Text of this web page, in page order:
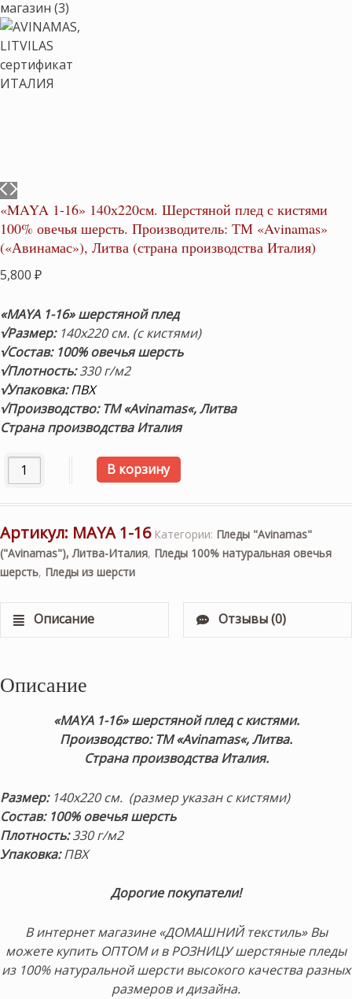
«MAYA 1-16» 140х220см. Шерстяной плед с кистями
100% овечья шерсть. Производитель: ТМ «Avinamas»
(«Авинамас»), Литва (страна производства Италия)
5,800 ₽
«MAYA 1-16» шерстяной плед
√Размер:140х220 см. (с кистями)
√Состав: 100% овечья шерсть
√Плотность:330 г/м2
√Упаковка:ПВХ
√Производство: ТМ «Avinamas«, Литва
Страна производства Италия
Количество товара "MAYA 1-16" 140х220см.
В корзину
Артикул: MAYA 1-16 Категории: Пледы "Avinamas"
("Avinamas"), Литва-Италия, Пледы 100% натуральная овечья
шерсть, Пледы из шерсти
Описание Отзывы (0)
Описание
«MAYA 1-16» шерстяной плед с кистями.
Производство: ТМ «Avinamas«, Литва.
Страна производства Италия.
Размер:140х220 см. (размер указан с кистями)
Состав: 100% овечья шерсть
Плотность:330 г/м2
Упаковка:ПВХ
Дорогие покупатели!
В интернет магазине «ДОМАШНИЙ текстиль» Вы
можете купить ОПТОМ и в РОЗНИЦУ шерстяные пледы
из 100% натуральной шерсти высокого качества разных
размеров и дизайна.